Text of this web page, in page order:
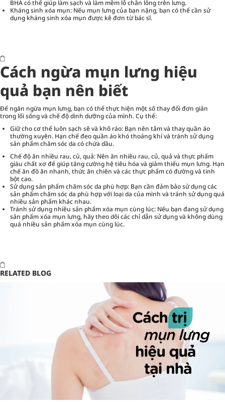
BHA có thể giúp làm sạch và làm mềm lỗ chân lông trên lưng.
Kháng sinh xóa mụn: Nếu mụn lưng của bạn nặng, bạn có thể cần sử
dụng kháng sinh xóa mụn được kê đơn từ bác sĩ.
Cách ngừa mụn lưng hiệu
quả bạn nên biết
Để ngăn ngừa mụn lưng, bạn có thể thực hiện một số thay đổi đơn giản
trong lối sống và chế độ dinh dưỡng của mình. Cụ thể:
Giữ cho cơ thể luôn sạch sẽ và khô ráo: Bạn nên tắm và thay quần áo
thường xuyên. Hạn chế đeo quần áo khó thoáng khí và tránh sử dụng
sản phẩm chăm sóc da có chứa dầu.
Chế độ ăn nhiều rau, củ, quả: Nên ăn nhiều rau, củ, quả và thực phẩm
giàu chất xơ để giúp tăng cường hệ tiêu hóa và giảm thiểu mụn lưng. Hạn
chế ăn đồ ăn nhanh, thức ăn chiên và các thực phẩm có đường và tinh
bột cao.
Sử dụng sản phẩm chăm sóc da phù hợp: Bạn cần đảm bảo sử dụng các
sản phẩm chăm sóc da phù hợp với loại da của mình và tránh sử dụng quá
nhiều sản phẩm khác nhau.
Tránh sử dụng nhiều sản phẩm xóa mụn cùng lúc: Nếu bạn đang sử dụng
sản phẩm xóa mụn lưng, hãy theo dõi các chỉ dẫn sử dụng và không dùng
quá nhiều sản phẩm xóa mụn cùng lúc.
RELATED BLOG